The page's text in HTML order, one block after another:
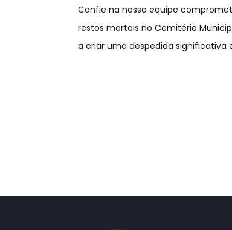
Confie na nossa equipe
restos mortais no Cemitério
a criar uma despedida significativa